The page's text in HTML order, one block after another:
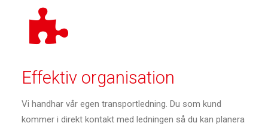
Effektiv organisation
Vi handhar vår egen transportledning. Du som kund
kommer i direkt kontakt med ledningen så du kan planera